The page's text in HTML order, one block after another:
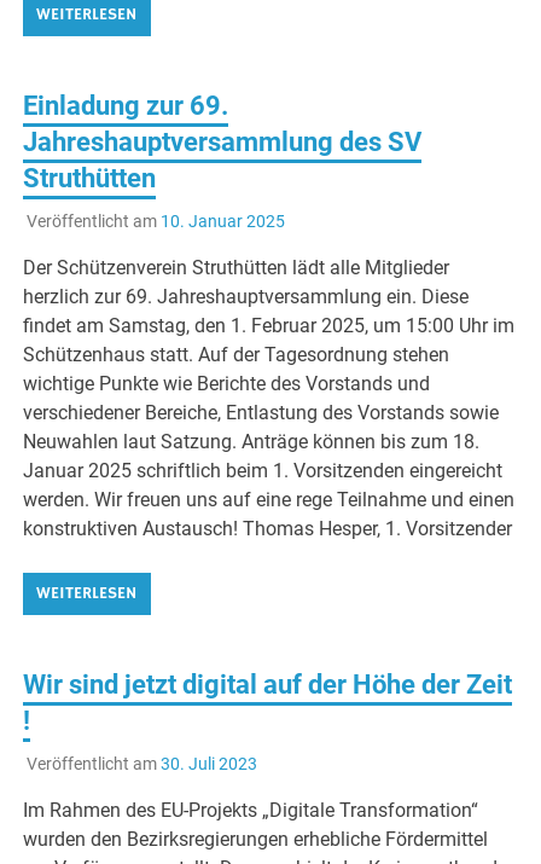
WEITERLESEN
Einladung zur 69.
Jahreshauptversammlung des SV
Struthütten
Veröffentlicht am 10. Januar 2025
Der Schützenverein Struthütten lädt alle Mitglieder
herzlich zur 69. Jahreshauptversammlung ein. Diese
findet am Samstag, den 1. Februar 2025, um 15:00 Uhr im
Schützenhaus statt. Auf der Tagesordnung stehen
wichtige Punkte wie Berichte des Vorstands und
verschiedener Bereiche, Entlastung des Vorstands sowie
Neuwahlen laut Satzung. Anträge können bis zum 18.
Januar 2025 schriftlich beim 1. Vorsitzenden eingereicht
werden. Wir freuen uns auf eine rege Teilnahme und einen
konstruktiven Austausch! Thomas Hesper, 1. Vorsitzender
WEITERLESEN
Wir sind jetzt digital auf der Höhe der Zeit
!
Veröffentlicht am30. Juli 2023
Im Rahmen des EU-Projekts „Digitale Transformation“
wurden den Bezirksregierungen erhebliche Fördermittel